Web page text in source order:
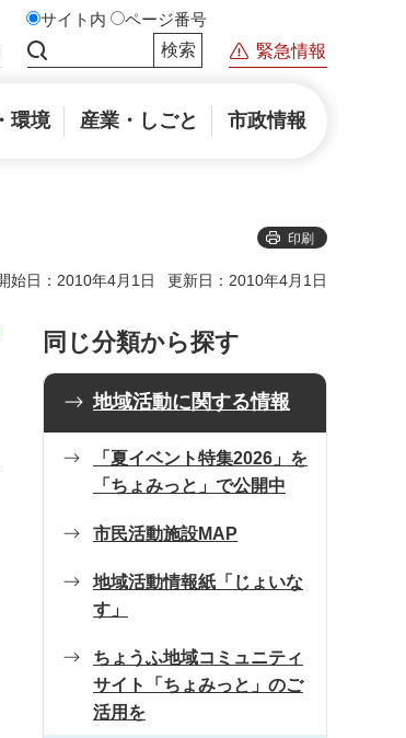
サイト内 ページ番号
緊急情報
環境 産業・しごと 市政情報
印刷
始日：2010年4月1日 更新日：2010年4月1日
同じ分類から探す
地域活動に関する情報
「夏イベント特集2026」を
「ちょみっと」で公開中
市民活動施設MAP
地域活動情報紙「じょいな
す」
ちょうふ地域コミュニティ
サイト「ちょみっと」のご
活用を